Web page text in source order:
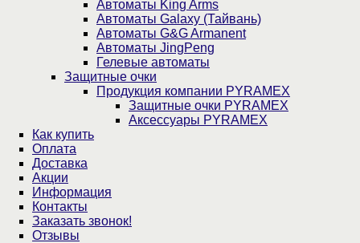
Автоматы King Arms
Автоматы Galaxy (Тайвань)
Автоматы G&G Armanent
Автоматы JingPeng
Гелевые автоматы
Защитные очки
Продукция компании PYRAMEX
Защитные очки PYRAMEX
Аксессуары PYRAMEX
Как купить
Оплата
Доставка
Акции
Информация
Контакты
Заказать звонок!
Отзывы